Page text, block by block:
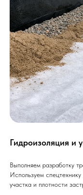
Гидроизоляция и
Выполняем разработку
Используем
участка и плотности